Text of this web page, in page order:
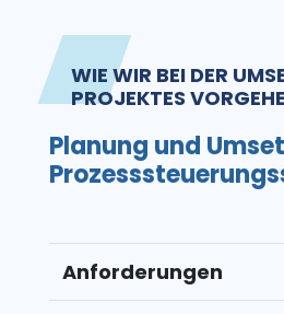
WIE WIR BEI DER
PROJEKTES
Planung und
Anforderungen